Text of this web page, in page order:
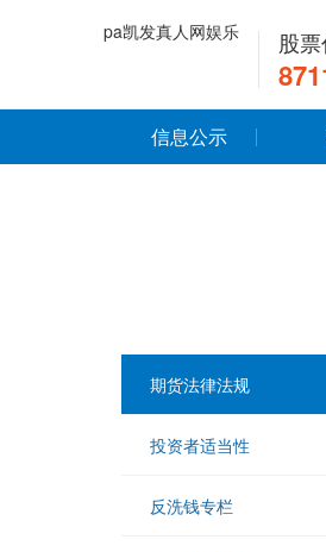
pa凯发真人网娱乐 股票
信息公示
期货法律法规
投资者适当性
反洗钱专栏